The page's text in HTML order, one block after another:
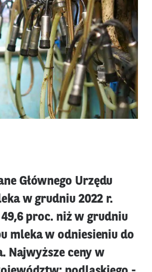
Głównego Urzędu
w grudniu 2022 r.
49,6 proc. niż w grudniu
mleka w odniesieniu do
Najwyższe ceny w